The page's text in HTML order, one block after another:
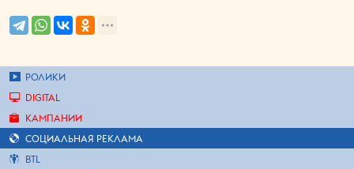
РОЛИКИ
DIGITAL
КАМПАНИИ
СОЦИАЛЬНАЯ РЕКЛАМА
BTL